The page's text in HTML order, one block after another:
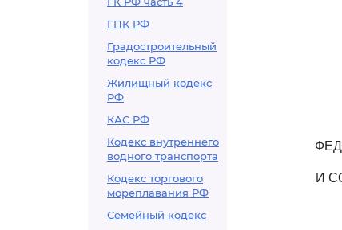
ГПК РФ
Градостроительный
кодекс РФ
Жилищный кодекс
РФ
КАС РФ
Кодекс внутреннего
водного транспорта
Кодекс торгового
мореплавания РФ
Семейный кодекс
И